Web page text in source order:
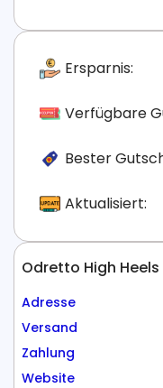
Ersparnis:
Verfügbare
Bester
Aktualisiert:
Odretto High
Adresse
Versand
Zahlung
Website